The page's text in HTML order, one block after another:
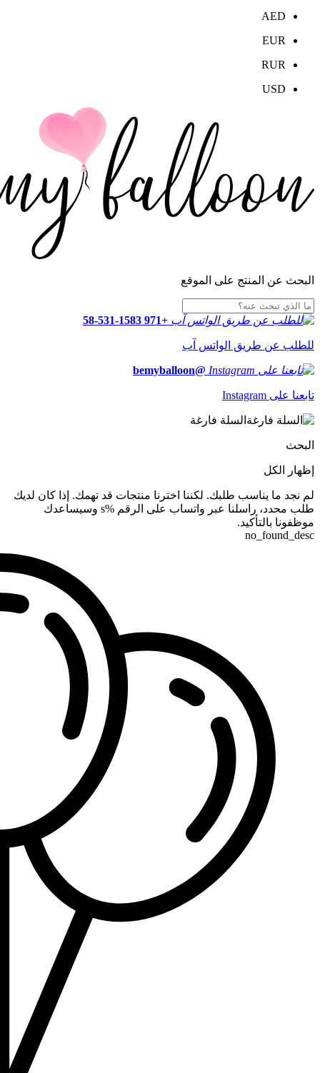
AED
EUR
RUR
USD
البحث عن المنتج على الموقع
+971 58-531-1583
للطلب عن طريق الواتس آب
@bemyballoon
تابعنا على Instagram
السلة فارغة
البحث
إظهار الكل
لم نجد ما يناسب طلبك. لكننا اخترنا منتجات قد تهمك. إذا كان لديك
طلب محدد، راسلنا عبر واتساب على الرقم %s وسيساعدك
موظفونا بالتأكيد.
no_found_desc